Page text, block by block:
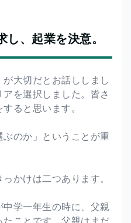
し、起業を決意。
大切だとお話ししまし
を選択しました。皆さ
ると思います。
のか」ということが重
かけは二つあります。
学一年生の時に、父親